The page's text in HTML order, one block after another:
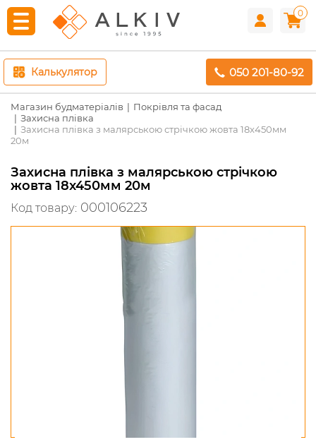
0
Калькулятор 050 201-80-92
Магазин будматеріалів
Покрівля та фасад
Захисна плівка
Захисна плівка з малярською стрічкою жовта 18x450мм
20м
Захисна плівка з малярською стрічкою
жовта 18x450мм 20м
Код товару: 000106223